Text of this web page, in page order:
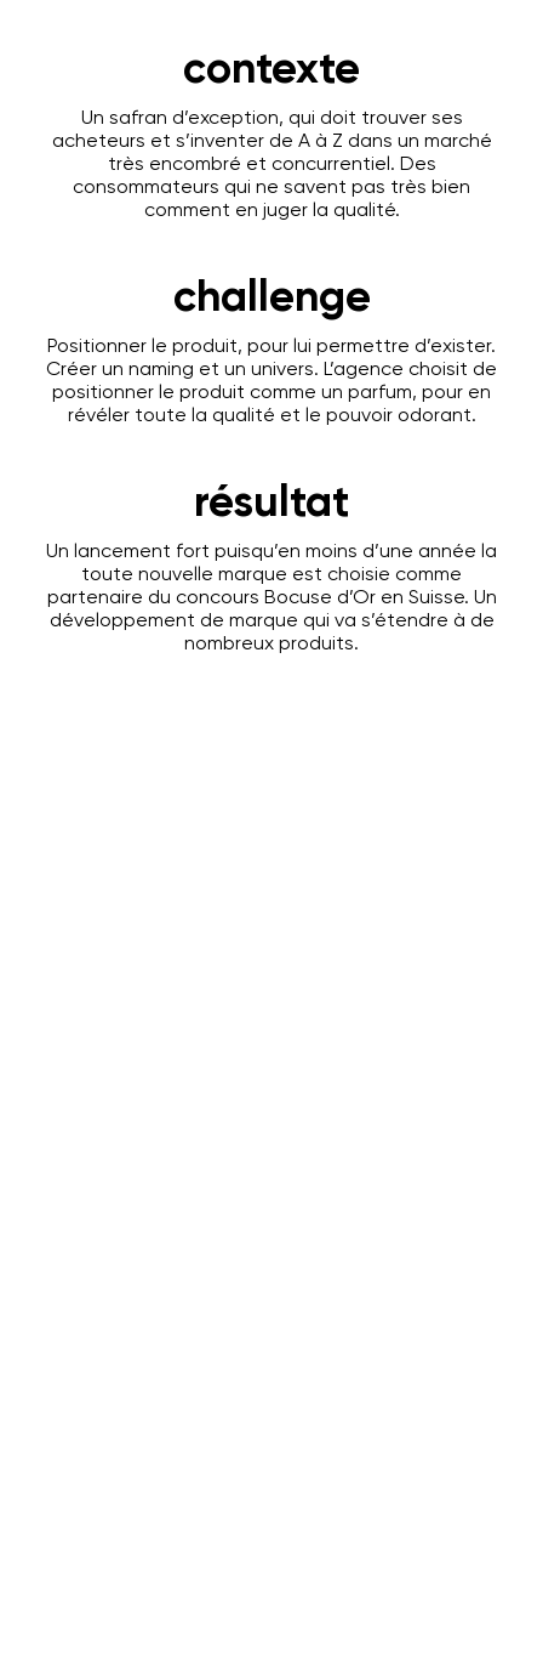
contexte
Un safran d’exception, qui doit trouver ses
acheteurs et s’inventer de A à Z dans un marché
très encombré et concurrentiel. Des
consommateurs qui ne savent pas très bien
comment en juger la qualité.
challenge
Positionner le produit, pour lui permettre d’exister.
Créer un naming et un univers. L’agence choisit de
positionner le produit comme un parfum, pour en
révéler toute la qualité et le pouvoir odorant.
résultat
Un lancement fort puisqu’en moins d’une année la
toute nouvelle marque est choisie comme
partenaire du concours Bocuse d’Or en Suisse. Un
développement de marque qui va s’étendre à de
nombreux produits.